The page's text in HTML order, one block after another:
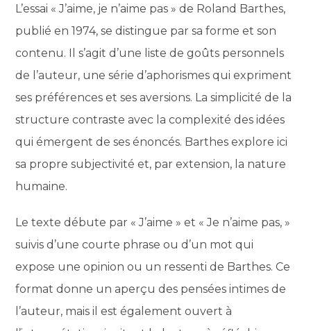
L’essai « J’aime, je n’aime pas » de Roland Barthes,
publié en 1974, se distingue par sa forme et son
contenu. Il s’agit d’une liste de goûts personnels
de l’auteur, une série d’aphorismes qui expriment
ses préférences et ses aversions. La simplicité de la
structure contraste avec la complexité des idées
qui émergent de ses énoncés. Barthes explore ici
sa propre subjectivité et, par extension, la nature
humaine.
Le texte débute par « J’aime » et « Je n’aime pas, »
suivis d’une courte phrase ou d’un mot qui
expose une opinion ou un ressenti de Barthes. Ce
format donne un aperçu des pensées intimes de
l’auteur, mais il est également ouvert à